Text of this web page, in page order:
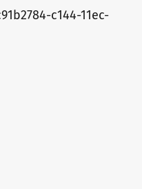
канала,
для удобства
из
со
по расписанию
умный
при необходимости
HOMMYN
c144-11ec-